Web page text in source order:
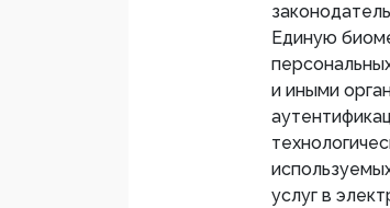
Единую
и иными
услуг в